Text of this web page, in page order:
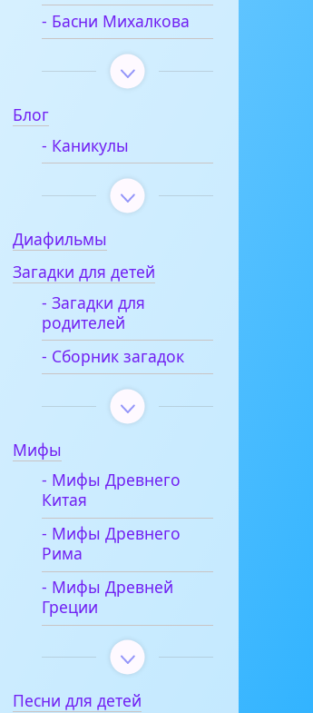
- Басни Михалкова
Блог
- Каникулы
Диафильмы
Загадки для детей
- Загадки для
родителей
- Сборник загадок
Мифы
- Мифы Древнего
Китая
- Мифы Древнего
Рима
- Мифы Древней
Греции
Песни для детей